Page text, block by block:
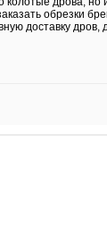
обрезки
доставку